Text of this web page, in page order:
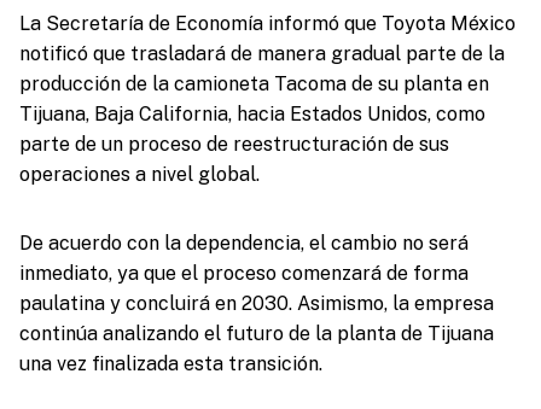
La Secretaría de Economía informó que Toyota México
notificó que trasladará de manera gradual parte de la
producción de la camioneta Tacoma de su planta en
Tijuana, Baja California, hacia Estados Unidos, como
parte de un proceso de reestructuración de sus
operaciones a nivel global.
De acuerdo con la dependencia, el cambio no será
inmediato, ya que el proceso comenzará de forma
paulatina y concluirá en 2030. Asimismo, la empresa
continúa analizando el futuro de la planta de Tijuana
una vez finalizada esta transición.